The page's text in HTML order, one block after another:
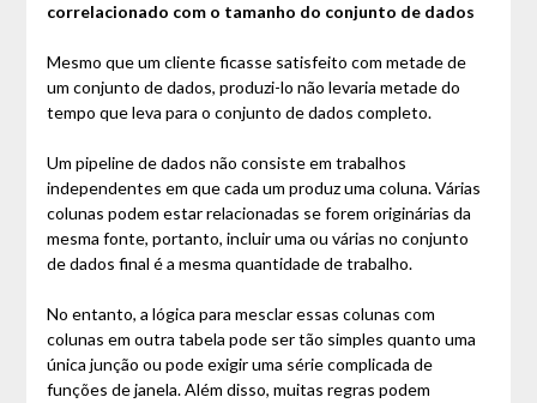
correlacionado com o tamanho do conjunto de dados
Mesmo que um cliente ficasse satisfeito com metade de
um conjunto de dados, produzi-lo não levaria metade do
tempo que leva para o conjunto de dados completo.
Um pipeline de dados não consiste em trabalhos
independentes em que cada um produz uma coluna. Várias
colunas podem estar relacionadas se forem originárias da
mesma fonte, portanto, incluir uma ou várias no conjunto
de dados final é a mesma quantidade de trabalho.
No entanto, a lógica para mesclar essas colunas com
colunas em outra tabela pode ser tão simples quanto uma
única junção ou pode exigir uma série complicada de
funções de janela. Além disso, muitas regras podem